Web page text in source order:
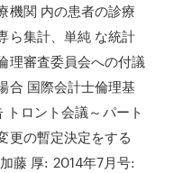
機関 内の患者の診療
ら集計、単純 な統計
理審査委員会への付議
合 国際会計士倫理基
ロント会議～パート
更の暫定決定をする
藤 厚: 2014年7月号: